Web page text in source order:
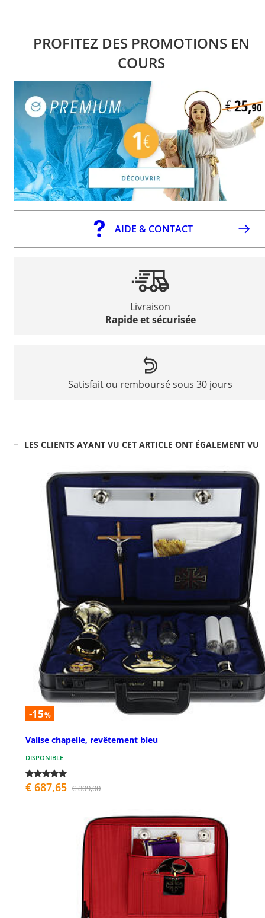
PROFITEZ DES PROMOTIONS EN
COURS
AIDE & CONTACT
Livraison
Rapide et sécurisée
Satisfait ou remboursé sous 30 jours
LES CLIENTS AYANT VU CET ARTICLE ONT ÉGALEMENT VU
-15%
Valise chapelle, revêtement bleu
DISPONIBLE
€ 687,65 € 809,00